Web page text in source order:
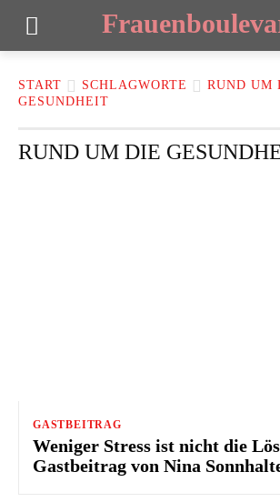
START SCHLAGWORTE
RUND UM
GESUNDHEIT
RUND UM DIE
GASTBEITRAG
Weniger Stress ist nicht die
Gastbeitrag von Nina